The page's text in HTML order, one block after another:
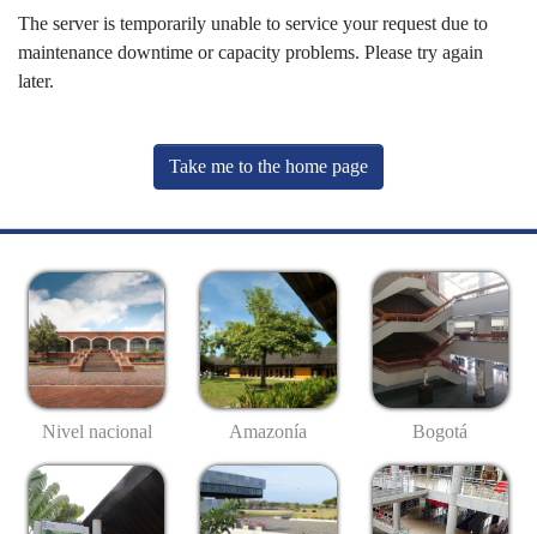
The server is temporarily unable to service your request due to
maintenance downtime or capacity problems. Please try again
later.
Take me to the home page
Nivel nacional Amazonía Bogotá